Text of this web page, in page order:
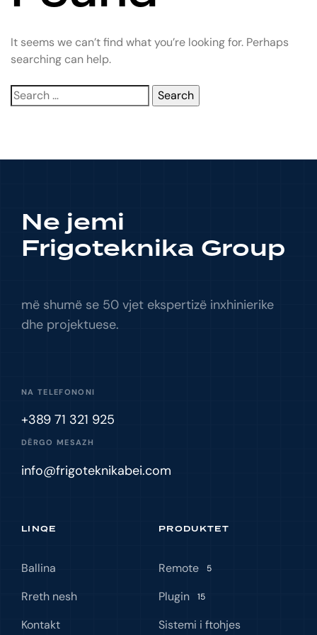
It seems we can’t find what you’re looking for. Perhaps
searching can help.
Ne jemi
Frigoteknika Group
më shumë se 50 vjet ekspertizë inxhinierike
dhe projektuese.
NA TELEFONONI
+389 71 321 925
DËRGO MESAZH
info@frigoteknikabei.com
LINQE
Ballina
Rreth nesh
Kontakt
PRODUKTET
Remote 5
Plugin 15
Sistemi i ftohjes